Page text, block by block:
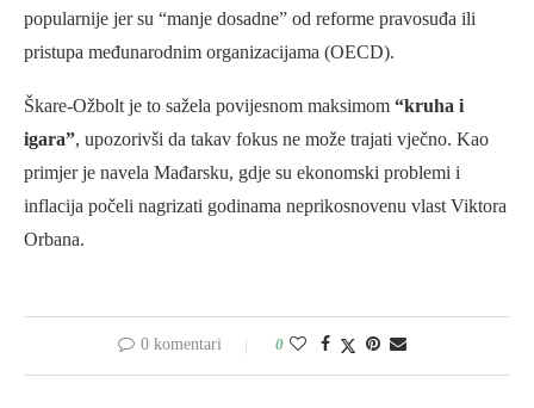
popularnije jer su “manje dosadne” od reforme pravosuđa ili
pristupa međunarodnim organizacijama (OECD).
Škare-Ožbolt je to sažela povijesnom maksimom “kruha i
igara”, upozorivši da takav fokus ne može trajati vječno. Kao
primjer je navela Mađarsku, gdje su ekonomski problemi i
inflacija počeli nagrizati godinama neprikosnovenu vlast Viktora
Orbana.
0 komentari 0